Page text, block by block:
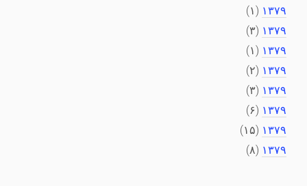
۱۳۷۹ (۱)
۱۳۷۹ (۳)
۱۳۷۹ (۱)
۱۳۷۹ (۲)
۱۳۷۹ (۳)
۱۳۷۹ (۶)
۱۳۷۹ (۱۵)
۱۳۷۹ (۸)